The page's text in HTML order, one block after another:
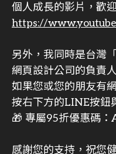
個人成長的影片，歡
https://
另外，我同時是台灣
網頁設計公司的負責
如果您或您的朋友有
按右下方的LINE按鈕
🎁 專屬95折優惠碼：
感謝您的支持，祝您